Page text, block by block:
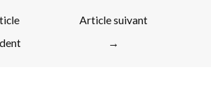
Article suivant
→